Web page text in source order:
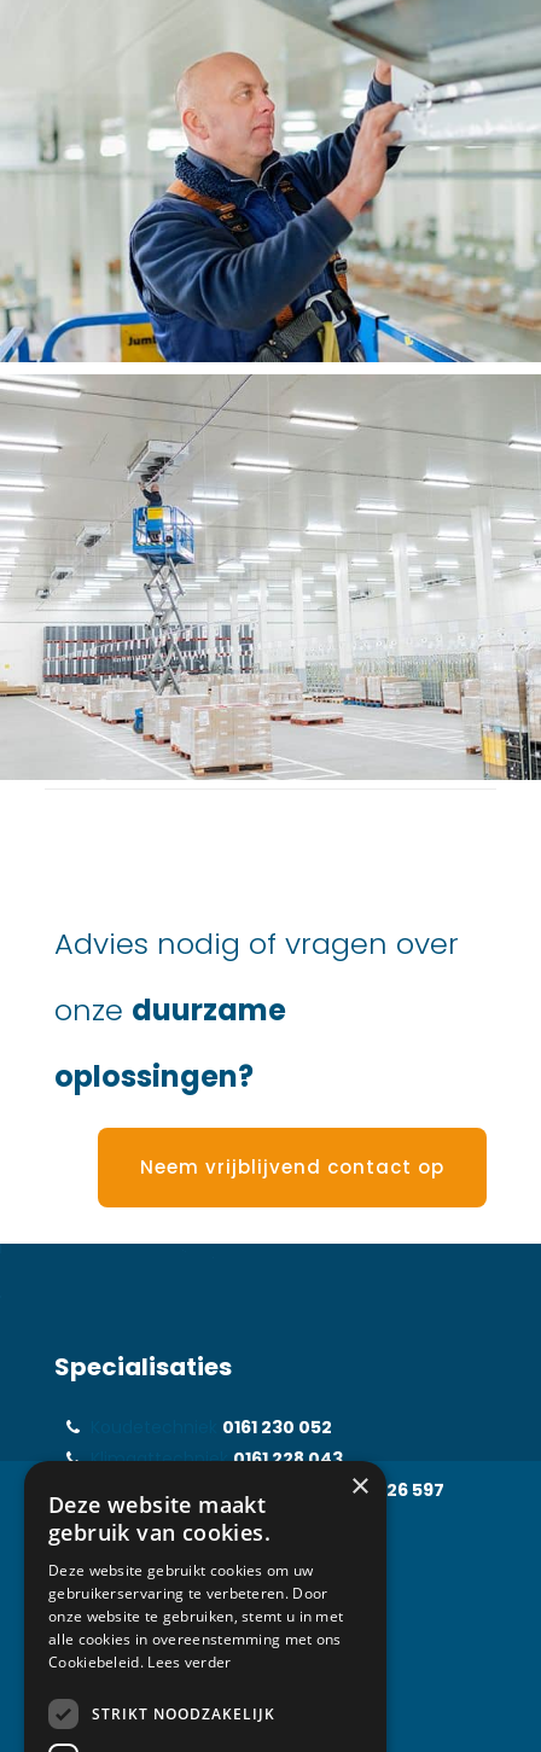
Advies nodig of vragen over
onze duurzame
oplossingen?
Neem vrijblijvend contact op
Specialisaties
0161 230 052
Klimaattechniek 0161 228 043
Food Processing Technology
0161 226 597
Solarfridge
0161 226 857
Contact
Van Abeelen Groep
Kempenbaan 1
×
Deze website maakt
gebruik van cookies.
Deze website gebruikt cookies om uw
gebruikerservaring te verbeteren. Door
onze website te gebruiken, stemt u in met
alle cookies in overeenstemming met ons
Cookiebeleid. Lees verder
STRIKT NOODZAKELIJK